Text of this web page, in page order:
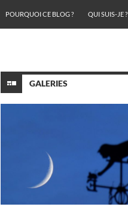
POURQUOI CE BLOG ?
QUI SUIS-JE ?
GALERIES